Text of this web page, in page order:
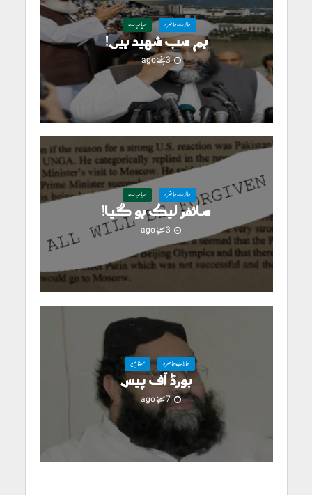
حالاتِ حاضرہ سیاسیات
ہم سب شہید ہیں!
3 ہفتے ago
حالاتِ حاضرہ سیاسیات
سائفر لیک ہو گیا!
3 مہینے ago
حالاتِ حاضرہ مضامین
بورڈ آف پیس
7 مہینے ago